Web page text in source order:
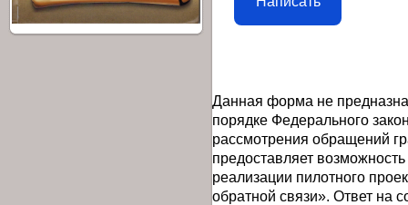
Данная форма не
порядке Федерального
рассмотрения обращений
предоставляет
реализации пилотного
обратной связи». Ответ на